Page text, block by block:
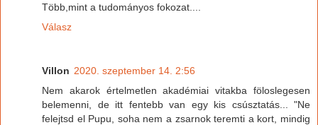
Több,mint a tudományos fokozat....
Válasz
Villon 2020. szeptember 14. 2:56
Nem akarok értelmetlen akadémiai vitakba föloslegesen
belemenni, de itt fentebb van egy kis csúsztatás... "Ne
felejtsd el Pupu, soha nem a zsarnok teremti a kort, mindig